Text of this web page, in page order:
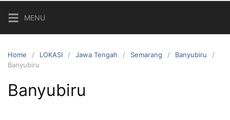
MENU
Home LOKASI Jawa Tengah Semarang
Banyubiru
Banyubiru
Banyubiru